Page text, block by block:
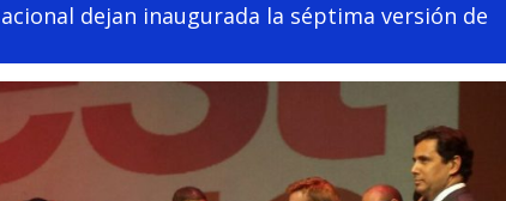
dejan inaugurada la séptima versión de